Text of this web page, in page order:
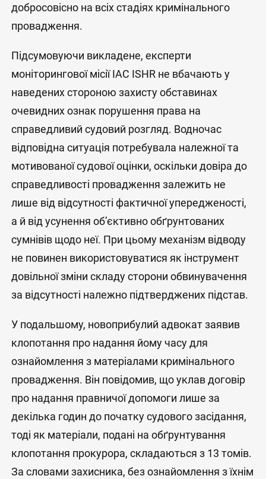
добросовісно на всіх стадіях кримінального
провадження.
Підсумовуючи викладене, експерти
моніторингової місії IAC ISHR не вбачають у
наведених стороною захисту обставинах
очевидних ознак порушення права на
справедливий судовий розгляд. Водночас
відповідна ситуація потребувала належної та
мотивованої судової оцінки, оскільки довіра до
справедливості провадження залежить не
лише від відсутності фактичної упередженості,
а й від усунення об’єктивно обґрунтованих
сумнівів щодо неї. При цьому механізм відводу
не повинен використовуватися як інструмент
довільної зміни складу сторони обвинувачення
за відсутності належно підтверджених підстав.
У подальшому, новоприбулий адвокат заявив
клопотання про надання йому часу для
ознайомлення з матеріалами кримінального
провадження. Він повідомив, що уклав договір
про надання правничої допомоги лише за
декілька годин до початку судового засідання,
тоді як матеріали, подані на обґрунтування
клопотання прокурора, складаються з 13 томів.
За словами захисника, без ознайомлення з їхнім